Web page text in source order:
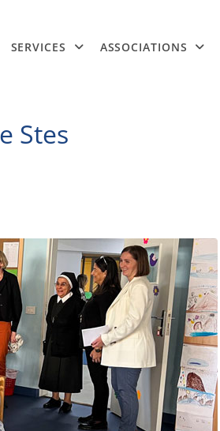
SERVICES ASSOCIATIONS
Stes